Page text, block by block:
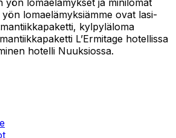
yön lomaelämykset ja minilomat
lomaelämyksiämme ovat lasi-
kylpyläloma
L’Ermitage hotellissa
hotelli Nuuksiossa.